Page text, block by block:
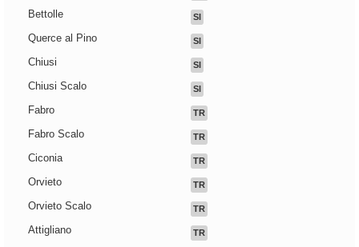
Bettolle SI
Querce al Pino SI
Chiusi SI
Chiusi Scalo SI
Fabro TR
Fabro Scalo TR
Ciconia TR
Orvieto TR
Orvieto Scalo TR
Attigliano TR